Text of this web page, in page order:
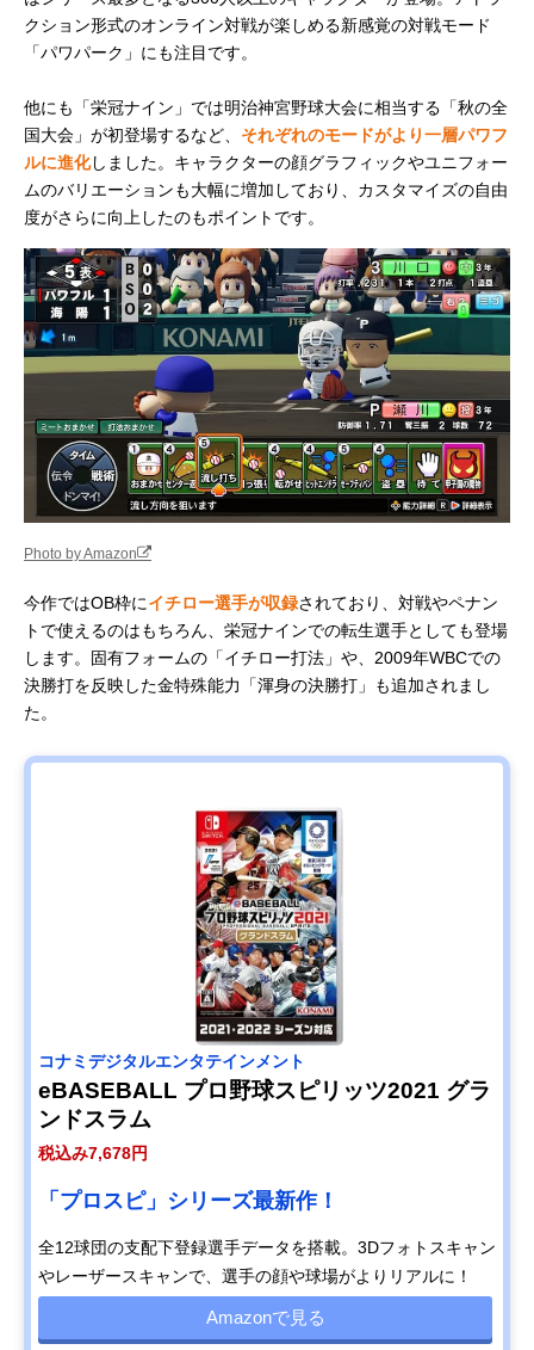
クション形式のオンライン対戦が楽しめる新感覚の対戦モード
「パワパーク」にも注目です。
他にも「栄冠ナイン」では明治神宮野球大会に相当する「秋の全
国大会」が初登場するなど、 それぞれのモードがより一層パワフ
ルに進化しました。キャラクターの顔グラフィックやユニフォー
ムのバリエーションも大幅に増加しており、カスタマイズの自由
度がさらに向上したのもポイントです。
Photo by Amazon
今作ではOB枠にイチロー選手が収録されており、対戦やペナン
トで使えるのはもちろん、栄冠ナインでの転生選手としても登場
します。固有フォームの「イチロー打法」や、2009年WBCでの
決勝打を反映した金特殊能力「渾身の決勝打」も追加されまし
た。
コナミデジタルエンタテインメント
eBASEBALL プロ野球スピリッツ2021 グラ
ンドスラム
税込み7,678円
「プロスピ」シリーズ最新作！
全12球団の支配下登録選手データを搭載。3Dフォトスキャン
やレーザースキャンで、選手の顔や球場がよりリアルに！
Amazonで見る